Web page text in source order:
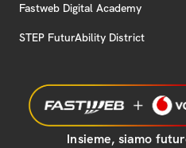
Fastweb Digital Academy
STEP FuturAbility District
Insieme, siamo